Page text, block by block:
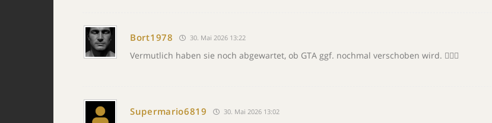
Bort1978 30. Mai 2026 13:22
Vermutlich haben sie noch abgewartet, ob GTA ggf. nochmal verschoben wird. 🤷🏼‍♂️
Supermario6819 30. Mai 2026 13:02